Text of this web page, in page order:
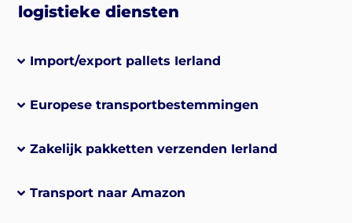
logistieke diensten
Import/export pallets Ierland
Europese transportbestemmingen
Zakelijk pakketten verzenden Ierland
Transport naar Amazon